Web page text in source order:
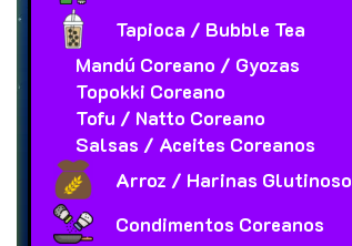
Tapioca / Bubble Tea
Mandú Coreano / Gyozas
Topokki Coreano
Tofu / Natto Coreano
Salsas / Aceites Coreanos
Arroz / Harinas Glutinoso
Condimentos Coreanos